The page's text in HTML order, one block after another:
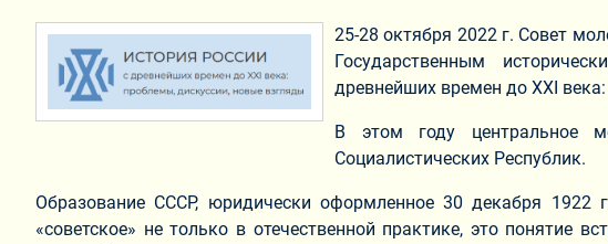
25-28 октября 2022 г. Совет
Государственным
древнейших времен до XXI
В этом году центральное
Социалистических Республик.
Образование СССР, юридически оформленное 30 декабря
«советское» не только в отечественной практике, это понятие